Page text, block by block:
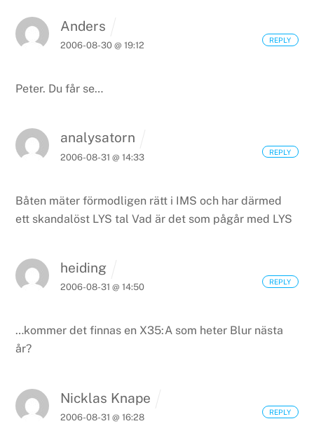
Anders
2006-08-30 @ 19:12
Peter. Du får se…
REPLY
analysatorn
2006-08-31 @ 14:33
Båten mäter förmodligen rätt i IMS och har därmed
ett skandalöst LYS tal Vad är det som pågår med LYS
REPLY
heiding
2006-08-31 @ 14:50
…kommer det finnas en X35:A som heter Blur nästa
år?
REPLY
Nicklas Knape
2006-08-31 @ 16:28
REPLY